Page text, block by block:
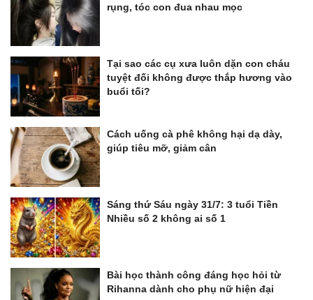
rụng, tóc con đua nhau mọc
Tại sao các cụ xưa luôn dặn con cháu
tuyệt đối không được thắp hương vào
buổi tối?
Cách uống cà phê không hại dạ dày,
giúp tiêu mỡ, giảm cân
Sáng thứ Sáu ngày 31/7: 3 tuổi Tiền
Nhiều số 2 không ai số 1
Bài học thành công đáng học hỏi từ
Rihanna dành cho phụ nữ hiện đại